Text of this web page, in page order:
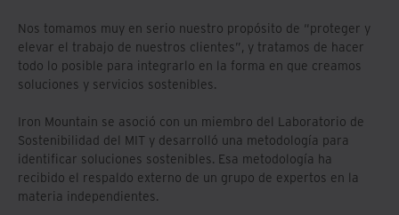
Nos tomamos muy en serio nuestro propósito de “proteger y
elevar el trabajo de nuestros clientes”, y tratamos de hacer
todo lo posible para integrarlo en la forma en que creamos
soluciones y servicios sostenibles.
Iron Mountain se asoció con un miembro del Laboratorio de
Sostenibilidad del MIT y desarrolló una metodología para
identificar soluciones sostenibles. Esa metodología ha
recibido el respaldo externo de un grupo de expertos en la
materia independientes.